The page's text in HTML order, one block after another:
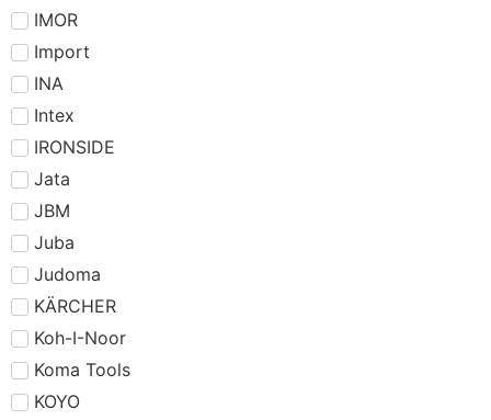
IMOR
Import
INA
Intex
IRONSIDE
Jata
JBM
Juba
Judoma
KÄRCHER
Koh-I-Noor
Koma Tools
KOYO